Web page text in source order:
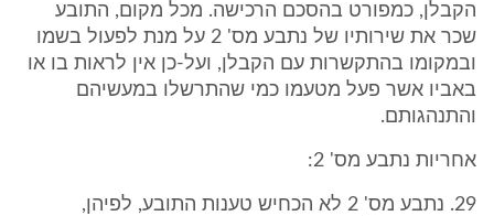
הקבלן, כמפורט בהסכם הרכישה. מכל מקום, התובע
שכר את שירותיו של נתבע מס' 2 על מנת לפעול בשמו
ובמקומו בהתקשרות עם הקבלן, ועל-כן אין לראות בו או
באביו אשר פעל מטעמו כמי שהתרשלו במעשיהם
והתנהגותם.
אחריות נתבע מס' 2:
29. נתבע מס' 2 לא הכחיש טענות התובע, לפיהן,